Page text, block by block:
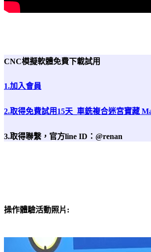
CNC模擬軟體免費下載試用
1.加入會員
2.取得免費試用15天_車銑複合迷宮寶藏
3.取得聯繫，官方line ID：@renan
操作體驗活動照片: